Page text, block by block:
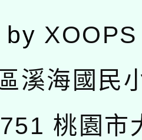
by XOOPS
溪海國民
桃園市